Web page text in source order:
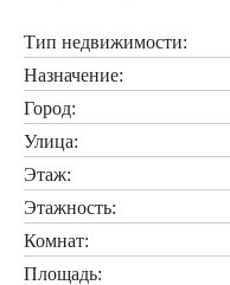
Тип недвижимости:
Назначение:
Город:
Улица:
Этаж:
Этажность:
Комнат:
Площадь: